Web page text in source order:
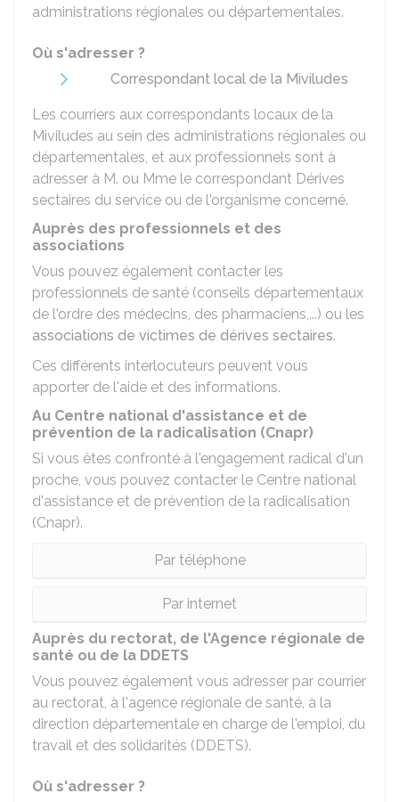
administrations régionales ou départementales.
Où s'adresser ?
Correspondant local de la Miviludes
Les courriers aux correspondants locaux de la
Miviludes au sein des administrations régionales ou
départementales, et aux professionnels sont à
adresser à M. ou Mme le correspondant Dérives
sectaires du service ou de l'organisme concerné.
Auprès des professionnels et des
associations
Vous pouvez également contacter les
professionnels de santé (conseils départementaux
de l'ordre des médecins, des pharmaciens,...) ou les
associations de victimes de dérives sectaires.
Ces différents interlocuteurs peuvent vous
apporter de l'aide et des informations.
Au Centre national d'assistance et de
prévention de la radicalisation (Cnapr)
Si vous êtes confronté à l'engagement radical d'un
proche, vous pouvez contacter le Centre national
d'assistance et de prévention de la radicalisation
(Cnapr).
Par téléphone
Par internet
Auprès du rectorat, de l'Agence régionale de
santé ou de la DDETS
Vous pouvez également vous adresser par courrier
au rectorat, à l'agence régionale de santé, à la
direction départementale en charge de l'emploi, du
travail et des solidarités (DDETS).
Où s'adresser ?